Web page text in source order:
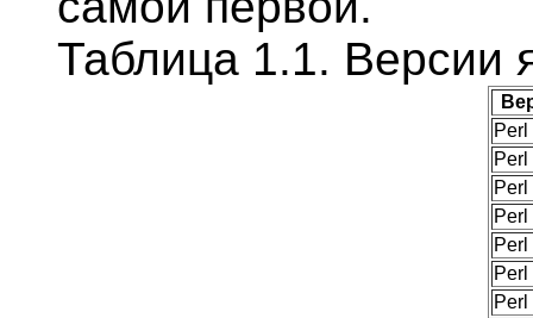
Таблица 1.1. Версии
Perl
Perl
Perl
Perl
Perl
Perl
Perl